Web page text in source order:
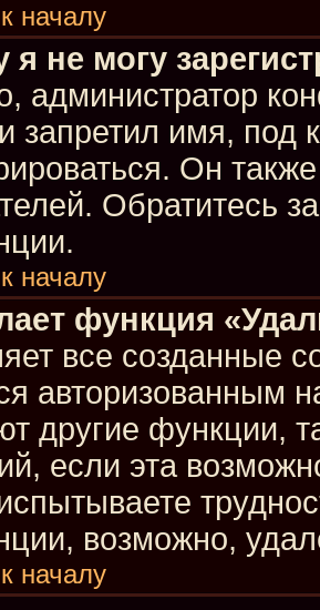
началу
я не могу
администратор
запретил имя, под
Он
Обратитесь
началу
функция
все созданные
авторизованным
другие функции,
если эта
возможно,
началу